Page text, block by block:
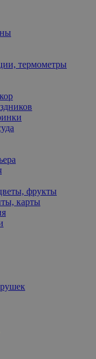
термометры
фрукты
карты